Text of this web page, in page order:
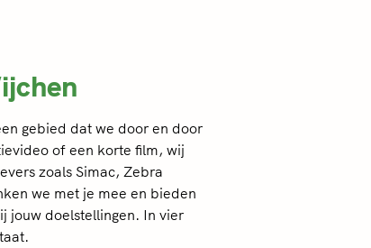
gebied dat we door en door
of een korte film, wij
zoals Simac, Zebra
we met je mee en bieden
jouw doelstellingen. In vier